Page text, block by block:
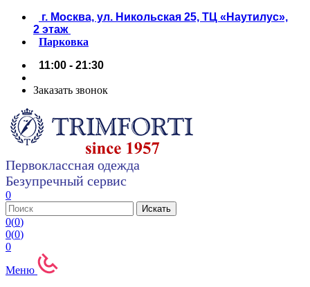
г. Москва, ул. Никольская 25, ТЦ «Наутилус»,
2 этаж
Парковка
11:00 - 21:30
Заказать звонок
Первоклассная одежда
Безупречный сервис
0
0(0)
0(0)
0
Меню